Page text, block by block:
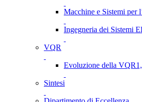
Macchine e Sistemi per
Ingegneria dei Sistemi
VQR
Evoluzione della
Sintesi